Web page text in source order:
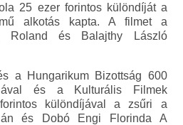
25 ezer forintos különdíját a
alkotás kapta. A filmet a
Roland és Balajthy László
a Hungarikum Bizottság 600
és a Kulturális Filmek
különdíjával a zsűri a
és Dobó Engi Florinda A